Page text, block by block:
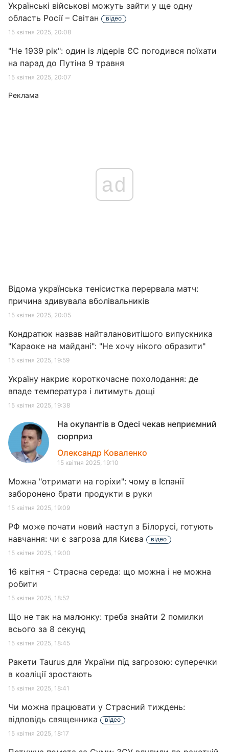
Українські військові можуть зайти у ще одну
область Росії – Світан
відео
15 квітня 2025, 20:08
"Не 1939 рік": один із лідерів ЄС погодився поїхати
на парад до Путіна 9 травня
15 квітня 2025, 20:07
Реклама
ad
Відома українська тенісистка перервала матч:
причина здивувала вболівальників
15 квітня 2025, 20:05
Кондратюк назвав найталановитішого випускника
"Караоке на майдані": "Не хочу нікого образити"
15 квітня 2025, 19:59
Україну накриє короткочасне похолодання: де
впаде температура і литимуть дощі
15 квітня 2025, 19:38
На окупантів в Одесі чекав неприємний
сюрприз
Олександр Коваленко
15 квітня 2025, 19:10
Можна "отримати на горіхи": чому в Іспанії
заборонено брати продукти в руки
15 квітня 2025, 19:09
РФ може почати новий наступ з Білорусі, готують
навчання: чи є загроза для Києва
відео
15 квітня 2025, 19:00
16 квітня - Страсна середа: що можна і не можна
робити
15 квітня 2025, 18:52
Що не так на малюнку: треба знайти 2 помилки
всього за 8 секунд
15 квітня 2025, 18:45
Ракети Taurus для України під загрозою: суперечки
в коаліції зростають
15 квітня 2025, 18:41
Чи можна працювати у Страсний тиждень:
відповідь священника
відео
15 квітня 2025, 18:17